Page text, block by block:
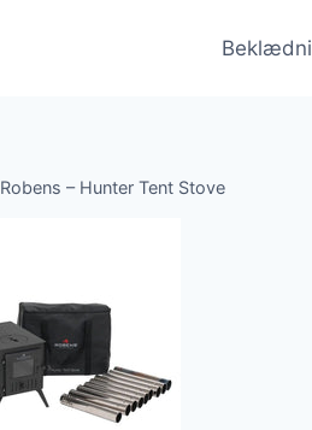
Robens – Hunter Tent Stove